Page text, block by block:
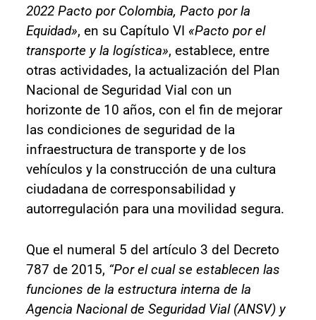
2022 Pacto por Colombia, Pacto por la
Equidad», en su Capítulo VI «Pacto por el
transporte y la logística», establece, entre
otras actividades, la actualización del Plan
Nacional de Seguridad Vial con un
horizonte de 10 años, con el fin de mejorar
las condiciones de seguridad de la
infraestructura de transporte y de los
vehículos y la construcción de una cultura
ciudadana de corresponsabilidad y
autorregulación para una movilidad segura.
Que el numeral 5 del artículo 3 del Decreto
787 de 2015, “Por el cual se establecen las
funciones de la estructura interna de la
Agencia Nacional de Seguridad Vial (ANSV) y